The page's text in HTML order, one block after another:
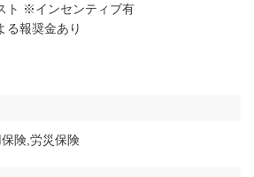
ト ※インセンティブ有
報奨金あり
険,労災保険